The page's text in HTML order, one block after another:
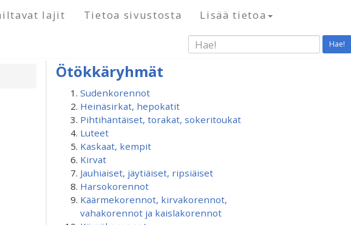
lajit Tietoa sivustosta Lisää tietoa
Hae!
Ötökkäryhmät
Sudenkorennot
Heinäsirkat, hepokatit
Pihtihäntäiset, torakat, sokeritoukat
Luteet
Kaskaat, kempit
Kirvat
Jauhiaiset, jäytiäiset, ripsiäiset
Harsokorennot
Käärmekorennot, kirvakorennot,
vahakorennot ja kaislakorennot